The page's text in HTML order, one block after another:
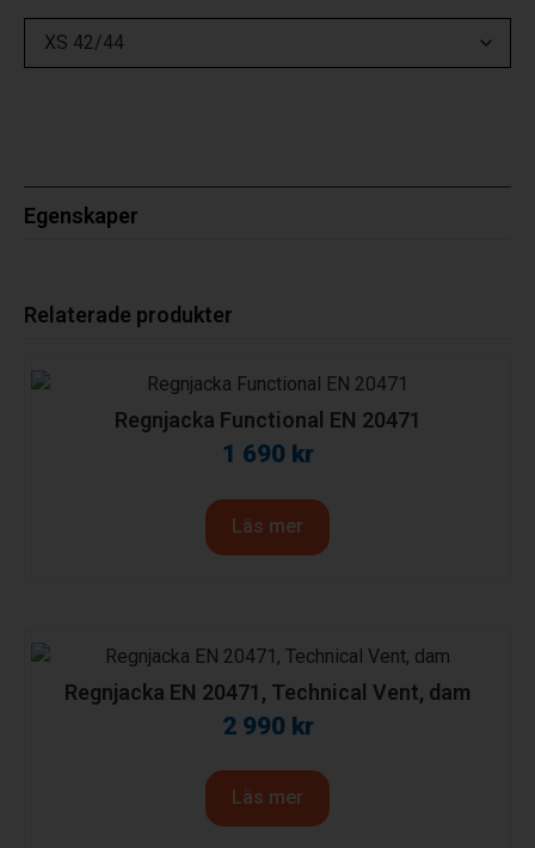
Egenskaper
Relaterade produkter
Regnjacka Functional EN 20471
1 690 kr
Läs mer
Regnjacka EN 20471, Technical Vent, dam
2 990 kr
Läs mer